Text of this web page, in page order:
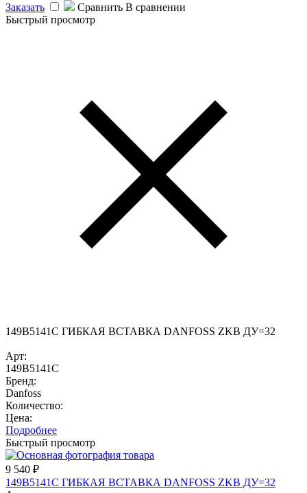
Заказать
Сравнить В сравнении
Быстрый просмотр
149B5141C ГИБКАЯ ВСТАВКА DANFOSS ZKB ДУ=32
Арт:
149B5141C
Бренд:
Danfoss
Количество:
Цена:
Подробнее
Быстрый просмотр
9 540 ₽
149B5141C ГИБКАЯ ВСТАВКА DANFOSS ZKB ДУ=32